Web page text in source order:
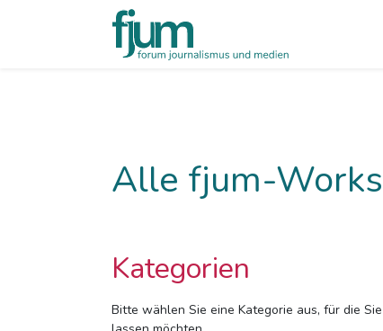
Alle fjum-
Kategorien
Bitte wählen Sie eine Kategorie aus, für die